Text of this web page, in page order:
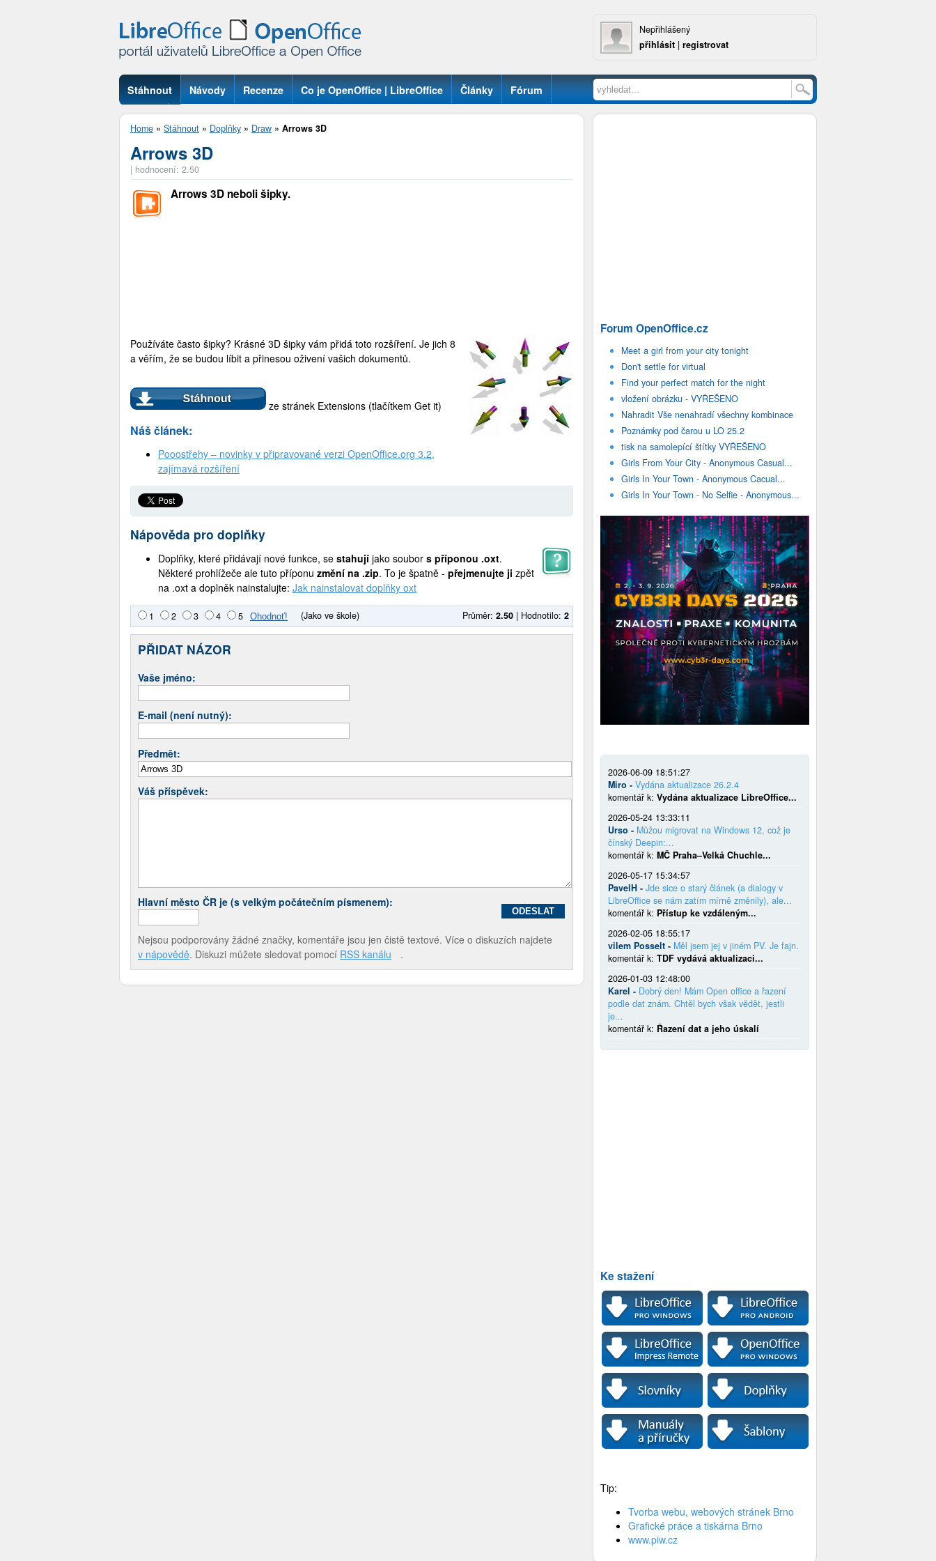
Nepřihlášený
přihlásit | registrovat
Stáhnout Návody Recenze Co je OpenOffice | LibreOffice Články Fórum
Otázky
Home » Stáhnout » Doplňky » Draw » Arrows 3D
Arrows 3D
| hodnocení: 2.50
Arrows 3D neboli šipky.
Používáte často šipky? Krásné 3D šipky vám přidá toto rozšíření. Je jich 8
a věřím, že se budou líbit a přinesou oživení vašich dokumentů.
ze stránek Extensions (tlačítkem Get it)
Náš článek:
Pooostřehy – novinky v připravované verzi OpenOffice.org 3.2,
zajímavá rozšíření
Nápověda pro doplňky
Doplňky, které přidávají nové funkce, se stahují jako soubor s příponou .oxt.
Některé prohlížeče ale tuto příponu změní na .zip. To je špatně - přejmenujte ji zpět
na .oxt a doplněk nainstalujte: Jak nainstalovat doplňky oxt
1 2 3 4 5 (Jako ve škole) Průměr: 2.50 | Hodnotilo: 2
PŘIDAT NÁZOR
Vaše jméno:
E-mail (není nutný):
Předmět:
Váš příspěvek:
Hlavní město ČR je (s velkým počátečním písmenem):
Nejsou podporovány žádné značky, komentáře jsou jen čistě textové. Více o diskuzích najdete
v nápovědě. Diskuzi můžete sledovat pomocí RSS kanálu .
Forum OpenOffice.cz
Meet a girl from your city tonight
Don't settle for virtual
Find your perfect match for the night
vložení obrázku - VYŘEŠENO
Nahradit Vše nenahradí všechny kombinace
Poznámky pod čarou u LO 25.2
tisk na samolepící štítky VYŘEŠENO
Girls From Your City - Anonymous Casual...
Girls In Your Town - Anonymous Cacual...
Girls In Your Town - No Selfie - Anonymous...
2026-06-09 18:51:27
Miro - Vydána aktualizace 26.2.4
komentář k: Vydána aktualizace LibreOffice...
2026-05-24 13:33:11
Urso - Můžou migrovat na Windows 12, což je
čínský Deepin:...
komentář k: MČ Praha–Velká Chuchle...
2026-05-17 15:34:57
PavelH - Jde sice o starý článek (a dialogy v
LibreOffice se nám zatím mírně změnily), ale...
komentář k: Přístup ke vzdáleným...
2026-02-05 18:55:17
vilem Posselt - Měl jsem jej v jiném PV. Je fajn.
komentář k: TDF vydává aktualizaci...
2026-01-03 12:48:00
Karel - Dobrý den! Mám Open office a řazení
podle dat znám. Chtěl bych však vědět, jestli
je...
komentář k: Řazení dat a jeho úskalí
Ke stažení
Tip:
Tvorba webu, webových stránek Brno
Grafické práce a tiskárna Brno
www.piw.cz